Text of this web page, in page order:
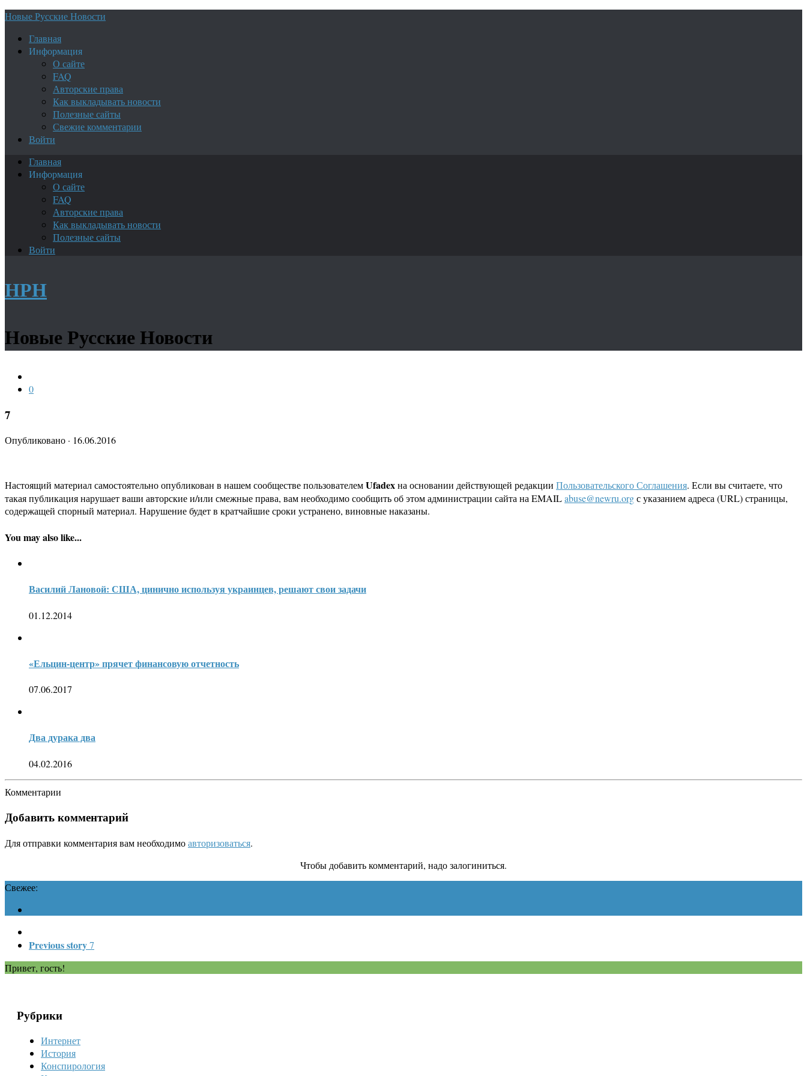
Новые Русские Новости
Главная
Информация
О сайте
FAQ
Авторские права
Как выкладывать новости
Полезные сайты
Свежие комментарии
Войти
Главная
Информация
О сайте
FAQ
Авторские права
Как выкладывать новости
Полезные сайты
Войти
НРН
Новые Русские Новости
0
7
Опубликовано · 16.06.2016
Настоящий материал самостоятельно опубликован в нашем сообществе пользователемUfadexна основании действующей редакции Пользовательского Соглашения. Если вы считаете, что
такая публикация нарушает ваши авторские и/или смежные права, вам необходимо сообщить об этом администрации сайта на EMAILabuse@newru.orgс указанием адреса (URL) страницы,
содержащей спорный материал. Нарушение будет в кратчайшие сроки устранено, виновные наказаны.
You may also like...
Василий Лановой: США, цинично используя украинцев, решают свои задачи
01.12.2014
«Ельцин-центр» прячет финансовую отчетность
07.06.2017
Два дурака два
04.02.2016
Комментарии
Добавить комментарий
Для отправки комментария вам необходимоавторизоваться.
Чтобы добавить комментарий, надо залогиниться.
Свежее:
Previous story7
Привет, гость!
Рубрики
Интернет
История
Конспирология